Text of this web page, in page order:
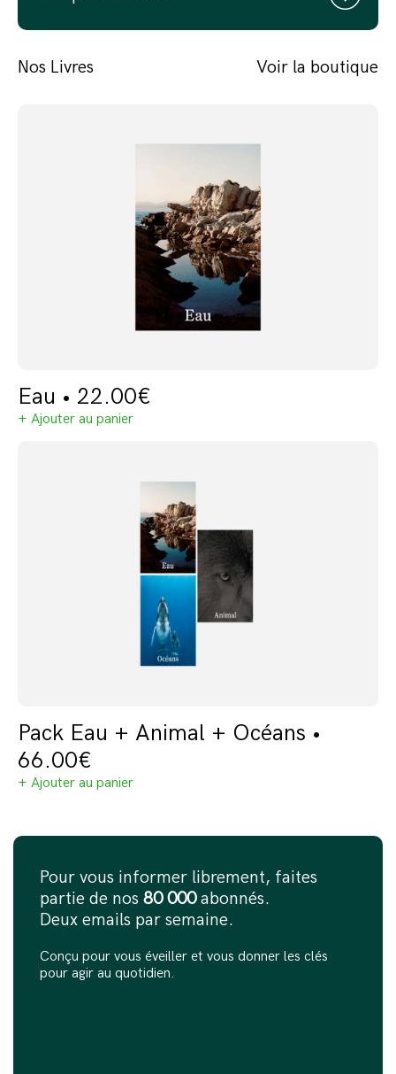
Nos Livres Voir la boutique
Eau • 22.00€
+ Ajouter au panier
Pack Eau + Animal + Océans •
66.00€
+ Ajouter au panier
Pour vous informer librement, faites
partie de nos 80 000abonnés.
Deux emails par semaine.
Conçu pour vous éveiller et vous donner les clés
pour agir au quotidien.